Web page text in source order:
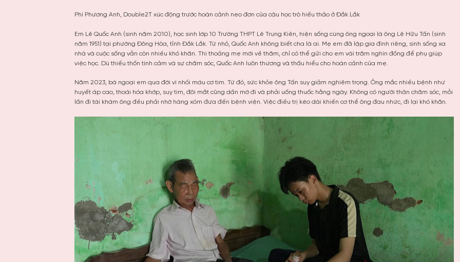
Phí Phương Anh, Double2T xúc động trước hoàn cảnh neo đơn của cậu học trò hiếu thảo ở Đắk Lắk
Em Lê Quốc Anh (sinh năm 2010), học sinh lớp 10 Trường THPT Lê Trung Kiên, hiện sống cùng ông ngoại là ông Lê Hữu Tấn (sinh
năm 1951) tại phường Đông Hòa, tỉnh Đắk Lắk. Từ nhỏ, Quốc Anh không biết cha là ai. Mẹ em đã lập gia đình riêng, sinh sống xa
nhà và cuộc sống vẫn còn nhiều khó khăn. Thi thoảng mẹ mới về thăm, chỉ có thể gửi cho em vài trăm nghìn đồng để phụ giúp
việc học. Dù thiếu thốn tình cảm và sự chăm sóc, Quốc Anh luôn thương và thấu hiểu cho hoàn cảnh của mẹ.
Năm 2023, bà ngoại em qua đời vì nhồi máu cơ tim. Từ đó, sức khỏe ông Tấn suy giảm nghiêm trọng. Ông mắc nhiều bệnh như
huyết áp cao, thoái hóa khớp, suy tim, đôi mắt cũng dần mờ đi và phải uống thuốc hằng ngày. Không có người thân chăm sóc, mỗi
lần đi tái khám ông đều phải nhờ hàng xóm đưa đến bệnh viện. Việc điều trị kéo dài khiến cơ thể ông đau nhức, đi lại khó khăn.